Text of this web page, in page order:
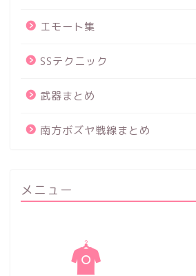
エモート集
SSテクニック
武器まとめ
南方ボズヤ戦線まとめ
メニュー